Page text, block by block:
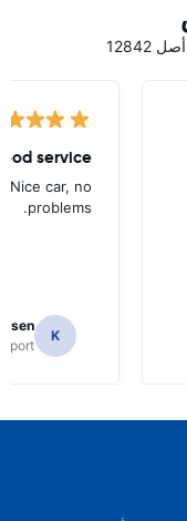
service.
Nice car, no
problems.
K